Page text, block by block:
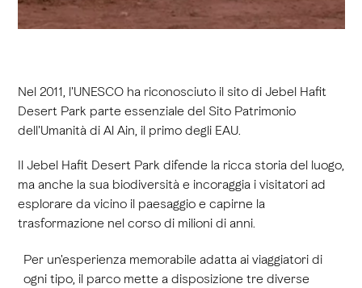
Nel 2011, l'UNESCO ha riconosciuto il sito di Jebel Hafit
Desert Park parte essenziale del Sito Patrimonio
dell'Umanità di Al Ain, il primo degli EAU.
Il Jebel Hafit Desert Park difende la ricca storia del luogo,
ma anche la sua biodiversità e incoraggia i visitatori ad
esplorare da vicino il paesaggio e capirne la
trasformazione nel corso di milioni di anni.
Per un'esperienza memorabile adatta ai viaggiatori di
ogni tipo, il parco mette a disposizione tre diverse